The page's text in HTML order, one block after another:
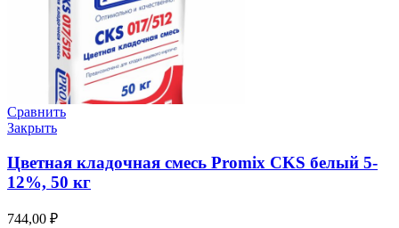
Сравнить
Закрыть
Цветная кладочная смесь Promix CKS белый 5-
12%, 50 кг
744,00 ₽